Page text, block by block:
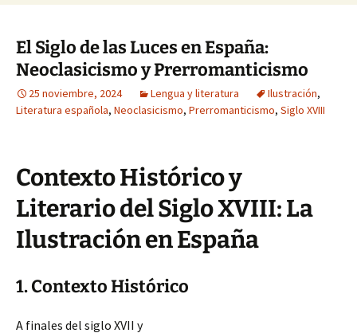
El Siglo de las Luces en España:
Neoclasicismo y Prerromanticismo
25 noviembre, 2024 Lengua y literatura Ilustración,
Literatura española, Neoclasicismo, Prerromanticismo, Siglo XVIII
Contexto Histórico y
Literario del Siglo XVIII: La
Ilustración en España
1. Contexto Histórico
A finales del siglo XVII y